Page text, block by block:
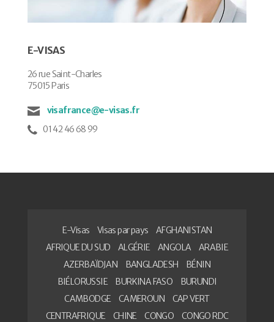
E-VISAS
26 rue Saint-Charles
75015 Paris
visafrance@e-visas.fr
01 42 46 68 99
E-Visas Visas par pays
AFGHANISTAN
AFRIQUE DU SUD
ALGÉRIE ANGOLA
ARABIE
AZERBAÏDJAN
BANGLADESH
BÉNIN
BIÉLORUSSIE
BURKINA FASO
BURUNDI
CAMBODGE
CAMEROUN
CAP VERT
CENTRAFRIQUE
CHINE CONGO
CONGO RDC